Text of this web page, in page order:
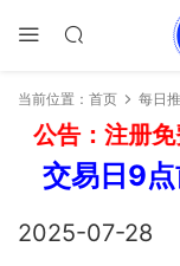
当前位置： 首页 每日
公告：注册免
交易日9点
2025-07-28